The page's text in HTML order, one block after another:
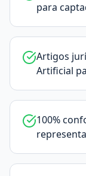
para
Artigos
Artificial
100%